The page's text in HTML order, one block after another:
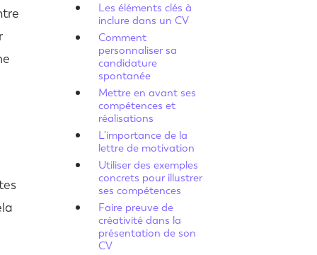
Les éléments clés à
inclure dans un CV
Comment
personnaliser sa
candidature
spontanée
Mettre en avant ses
compétences et
réalisations
L'importance de la
lettre de motivation
Utiliser des exemples
concrets pour illustrer
ses compétences
Faire preuve de
créativité dans la
présentation de son
CV